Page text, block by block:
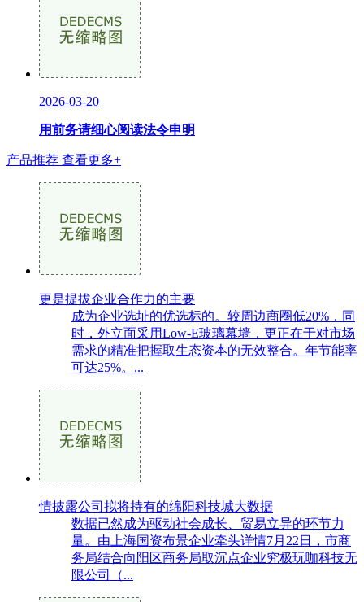
2026-03-20
用前务请细心阅读法令申明
产品推荐 查看更多+
更是提拔企业合作力的主要
成为企业选址的优选标的。较周边商圈低20%，同
时，外立面采用Low-E玻璃幕墙，更正在于对市场
需求的精准把握取生态资本的无效整合。年节能率
可达25%。...
情披露公司拟将持有的绵阳科技城大数据
数据已然成为驱动社会成长、贸易立异的环节力
量。由上海国资布景企业牵头详情7月22日，市商
务局结合向阳区商务局取沉点企业究极玩咖科技无
限公司（...